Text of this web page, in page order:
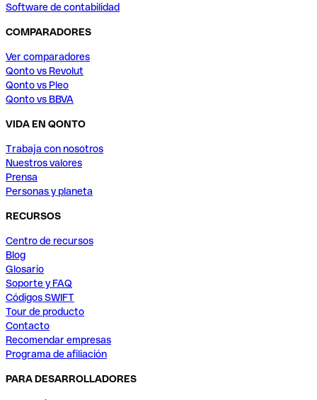
Software de contabilidad
COMPARADORES
Ver comparadores
Qonto vs Revolut
Qonto vs Pleo
Qonto vs BBVA
VIDA EN QONTO
Trabaja con nosotros
Nuestros valores
Prensa
Personas y planeta
RECURSOS
Centro de recursos
Blog
Glosario
Soporte y FAQ
Códigos SWIFT
Tour de producto
Contacto
Recomendar empresas
Programa de afiliación
PARA DESARROLLADORES